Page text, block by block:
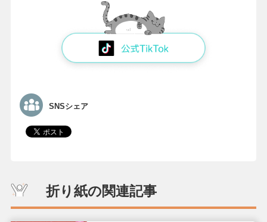
SNSシェア
折り紙の関連記事